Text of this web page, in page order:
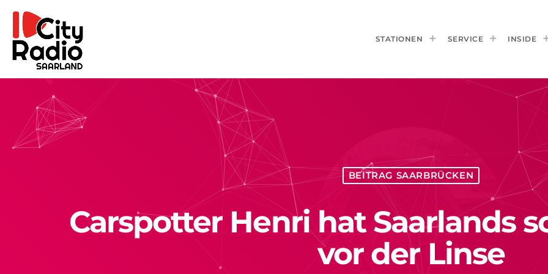
STATIONEN SERVICE INSIDE
BEITRAG SAARBRÜCKEN
Carspotter Henri hat Saarlands
vor der Linse